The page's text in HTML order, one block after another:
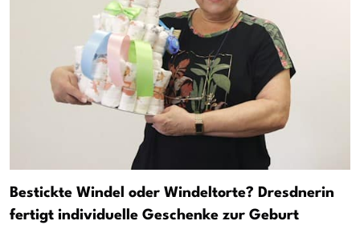
Bestickte Windel oder Windeltorte? Dresdnerin
fertigt individuelle Geschenke zur Geburt